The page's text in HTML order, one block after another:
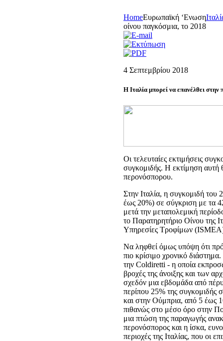
HomeEυρωπαϊκή ‘Eνωση
οίνου παγκόσμια, το 2018
4 Σεπτεμβρίου 2018
Η Ιταλία μπορεί να επανέλθει
Οι τελευταίες εκτιμήσεις
συγκομιδής. Η εκτίμηση αυτή
περονόσπορου.
Στην Ιταλία, η συγκομιδή του
έως 20%) σε σύγκριση με τα
μετά την μεταπολεμική
το Παρατηρητήριο Οίνου της
Υπηρεσίες Τροφίμων
Να ληφθεί όμως υπόψη ότι
πιο κρίσιμο χρονικό
την Coldiretti - η οποία
βροχές της άνοιξης και των
σχεδόν μια εβδομάδα από
περίπου 25% της συγκομιδής
και στην Ούμπρια, από 5 έως
πιθανώς στο μέσο όρο στην
μια πτώση της παραγωγής
περονόσπορος και η ίσκα,
περιοχές της Ιταλίας, που οι